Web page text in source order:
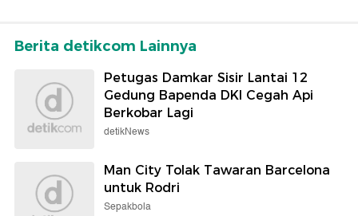
Berita detikcom Lainnya
Petugas Damkar Sisir Lantai 12
Gedung Bapenda DKI Cegah Api
Berkobar Lagi
detikNews
Man City Tolak Tawaran Barcelona
untuk Rodri
Sepakbola